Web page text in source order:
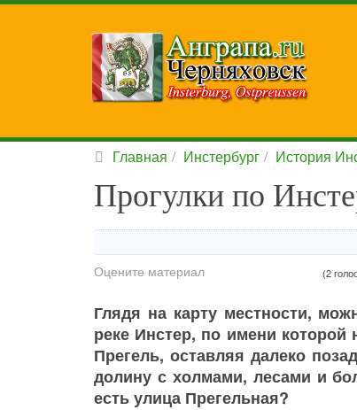
Главная Инстербург История
Прогулки по
Оцените материал (2
Глядя на карту местности,
реке Инстер, по имени которой
Прегель, оставляя далеко
долину с холмами, лесами и
есть улица Прегельная?